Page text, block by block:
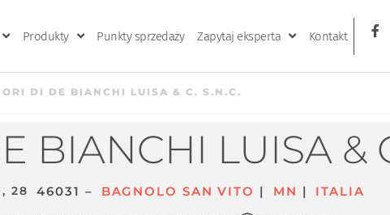
Produkty Punkty sprzedaży Zapytaj eksperta Kontakt
DI DE BIANCHI LUISA & C. S.N.C.
BIANCHI LUISA &
28 46031 – BAGNOLO SAN VITO | MN | ITALIA